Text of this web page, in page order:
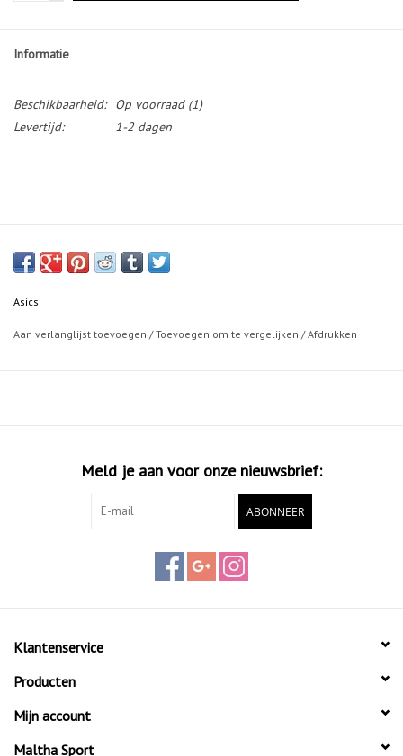
Informatie
Beschikbaarheid: Op voorraad(1)
Levertijd:
1-2 dagen
Asics
Aan verlanglijst toevoegen /Toevoegen om te vergelijken /Afdrukken
Meld je aan voor onze nieuwsbrief:
ABONNEER
Klantenservice
Producten
Mijn account
Maltha Sport